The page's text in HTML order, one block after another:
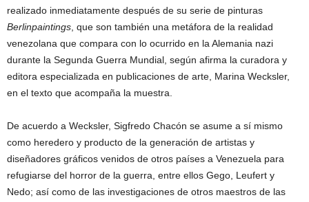
realizado inmediatamente después de su serie de pinturas
Berlinpaintings , que son también una metáfora de la realidad
venezolana que compara con lo ocurrido en la Alemania nazi
durante la Segunda Guerra Mundial, según afirma la curadora y
editora especializada en publicaciones de arte, Marina Wecksler,
en el texto que acompaña la muestra.
De acuerdo a Wecksler, Sigfredo Chacón se asume a sí mismo
como heredero y producto de la generación de artistas y
diseñadores gráficos venidos de otros países a Venezuela para
refugiarse del horror de la guerra, entre ellos Gego, Leufert y
Nedo; así como de las investigaciones de otros maestros de las